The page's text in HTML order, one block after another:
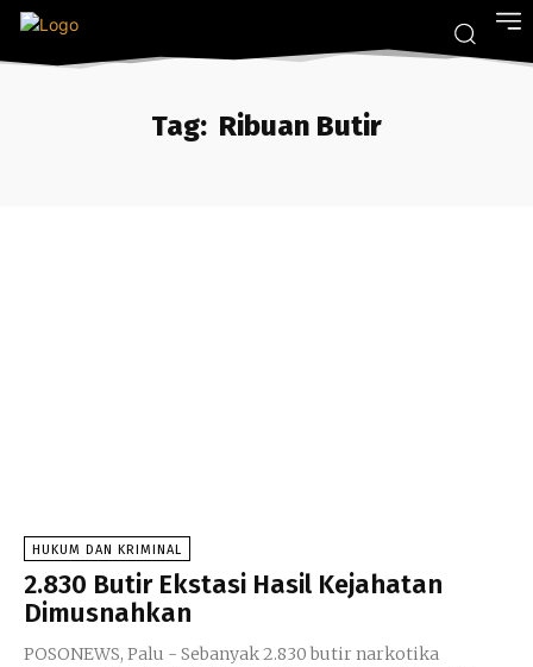
Tag: Ribuan Butir
HUKUM DAN KRIMINAL
2.830 Butir Ekstasi Hasil Kejahatan
Dimusnahkan
POSONEWS, Palu - Sebanyak 2.830 butir narkotika